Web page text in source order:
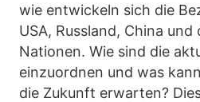
wie entwickeln sich die
USA, Russland, China
Nationen. Wie sind die
einzuordnen und was
die Zukunft erwarten?